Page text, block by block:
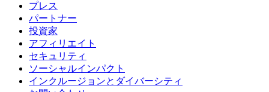
プレス
パートナー
投資家
アフィリエイト
セキュリティ
ソーシャルインパクト
インクルージョンとダイバーシティ